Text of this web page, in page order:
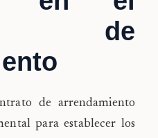
de
de arrendamiento
para establecer los